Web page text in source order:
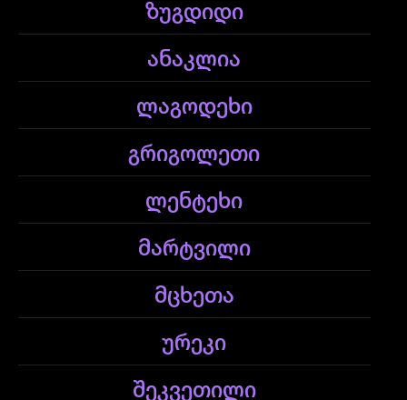
ზუგდიდი
ანაკლია
ლაგოდეხი
გრიგოლეთი
ლენტეხი
მარტვილი
მცხეთა
ურეკი
შეკვეთილი